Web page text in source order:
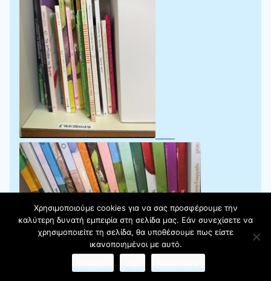
Χρησιμοποιούμε cookies για να σας προσφέρουμε την
καλύτερη δυνατή εμπειρία στη σελίδα μας. Εάν συνεχίσετε να
χρησιμοποιείτε τη σελίδα, θα υποθέσουμε πως είστε
ικανοποιημένοι με αυτό.